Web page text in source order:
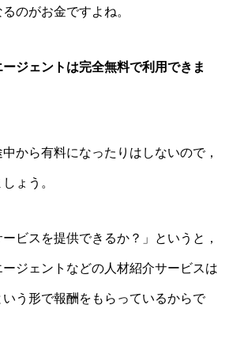
のがお金ですよね。
ジェントは完全無料で利用できま
から有料になったりはしないので，
ょう。
ービスを提供できるか？」というと，
ジェントなどの人材紹介サービスは
う形で報酬をもらっているからで